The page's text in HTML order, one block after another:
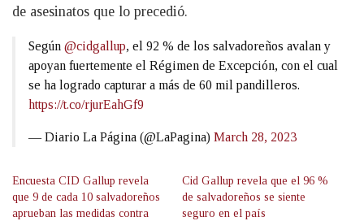
de asesinatos que lo precedió.
Según @cidgallup, el 92 % de los salvadoreños avalan y
apoyan fuertemente el Régimen de Excepción, con el cual
se ha logrado capturar a más de 60 mil pandilleros.
https://t.co/rjurEahGf9
— Diario La Página (@LaPagina) March 28, 2023
Encuesta CID Gallup revela
que 9 de cada 10 salvadoreños
aprueban las medidas contra
Cid Gallup revela que el 96 %
de salvadoreños se siente
seguro en el país